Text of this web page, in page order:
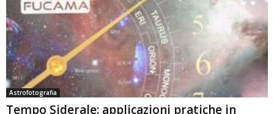
Astrofotografia
Tempo Siderale: applicazioni pratiche in